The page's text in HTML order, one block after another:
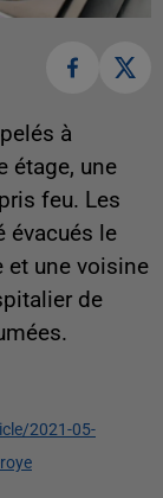
à
étage, une
feu. Les
évacués le
et une voisine
de
2021-05-